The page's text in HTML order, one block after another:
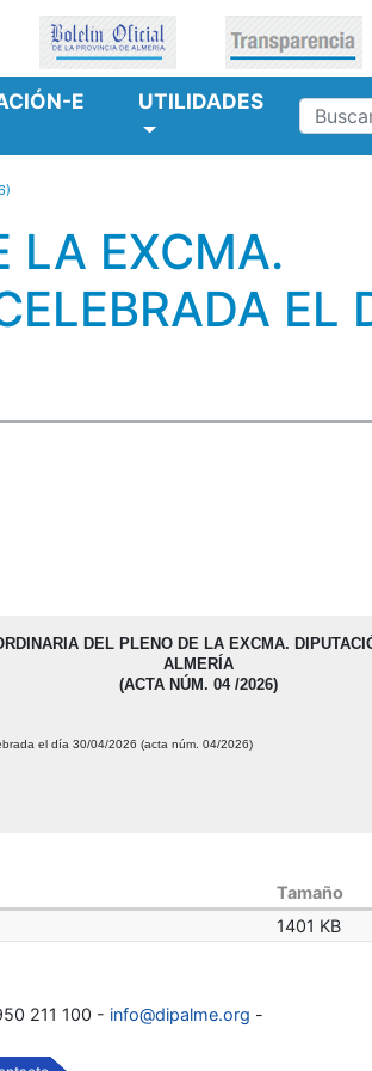
E UTILIDADES
BUSCAR
LA EXCMA.
EL
DEL PLENO DE LA EXCMA.
ALMERÍA
(ACTA NÚM. 04 /2026)
el día 30/04/2026 (acta núm. 04/2026)
Tamaño
1401 KB
211 100 - info@dipalme.org -